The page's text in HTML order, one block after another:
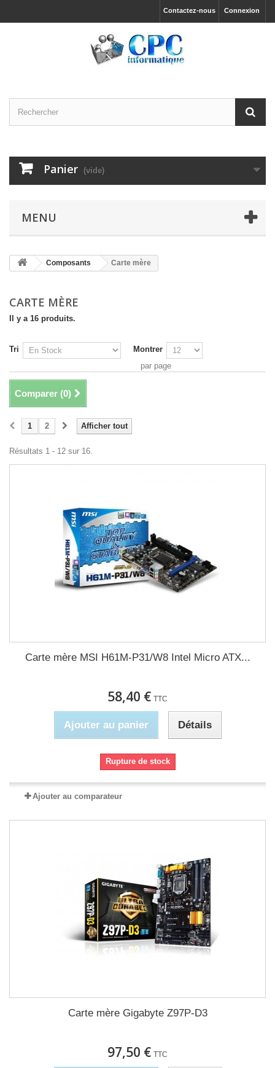
Connexion
Contactez-nous
Panier (vide)
MENU
Composants Carte mère
CARTE MÈRE
Il y a 16 produits.
Tri
Montrer
par page
Comparer (0)
Afficher tout
1 2
Résultats 1 - 12 sur 16.
Carte mère MSI H61M-P31/W8 Intel Micro ATX...
58,40 € TTC
Ajouter au panier Détails
Rupture de stock
Ajouter au comparateur
Carte mère Gigabyte Z97P-D3
97,50 € TTC